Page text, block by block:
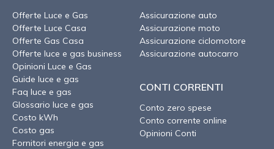
Offerte Luce e Gas
Offerte Luce Casa
Offerte Gas Casa
Offerte luce e gas business
Opinioni Luce e Gas
Guide luce e gas
Faq luce e gas
Glossario luce e gas
Costo kWh
Costo gas
Fornitori energia e gas
Assicurazione auto
Assicurazione moto
Assicurazione ciclomotore
Assicurazione autocarro
CONTI CORRENTI
Conto zero spese
Conto corrente online
Opinioni Conti